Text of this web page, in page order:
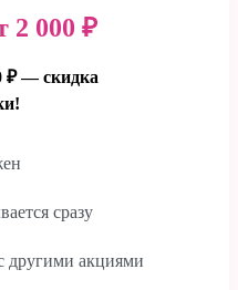
2 000 ₽
₽ — скидка
сразу
другими акциями